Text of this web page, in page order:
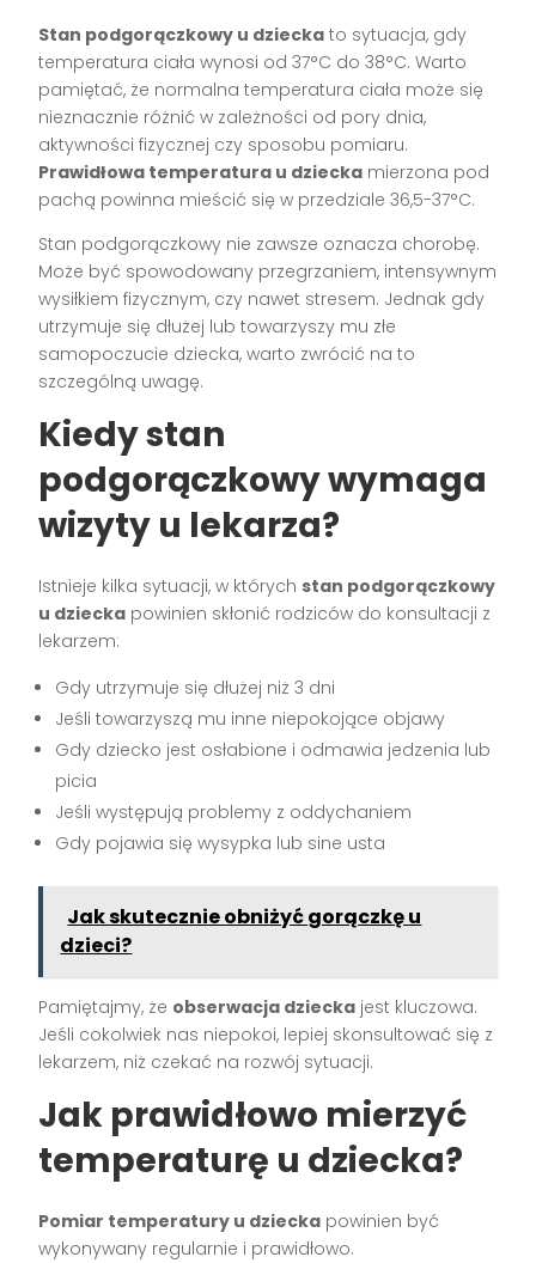
Stan podgorączkowy u dziecka to sytuacja, gdy
temperatura ciała wynosi od 37°C do 38°C. Warto
pamiętać, że normalna temperatura ciała może się
nieznacznie różnić w zależności od pory dnia,
aktywności fizycznej czy sposobu pomiaru.
Prawidłowa temperatura u dziecka mierzona pod
pachą powinna mieścić się w przedziale 36,5-37°C.
Stan podgorączkowy nie zawsze oznacza chorobę.
Może być spowodowany przegrzaniem, intensywnym
wysiłkiem fizycznym, czy nawet stresem. Jednak gdy
utrzymuje się dłużej lub towarzyszy mu złe
samopoczucie dziecka, warto zwrócić na to
szczególną uwagę.
Kiedy stan
podgorączkowy wymaga
wizyty u lekarza?
Istnieje kilka sytuacji, w których stan podgorączkowy
u dziecka powinien skłonić rodziców do konsultacji z
lekarzem:
Gdy utrzymuje się dłużej niż 3 dni
Jeśli towarzyszą mu inne niepokojące objawy
Gdy dziecko jest osłabione i odmawia jedzenia lub
picia
Jeśli występują problemy z oddychaniem
Gdy pojawia się wysypka lub sine usta
Jak skutecznie obniżyć gorączkę u
dzieci?
Pamiętajmy, że obserwacja dziecka jest kluczowa.
Jeśli cokolwiek nas niepokoi, lepiej skonsultować się z
lekarzem, niż czekać na rozwój sytuacji.
Jak prawidłowo mierzyć
temperaturę u dziecka?
Pomiar temperatury u dziecka powinien być
wykonywany regularnie i prawidłowo.